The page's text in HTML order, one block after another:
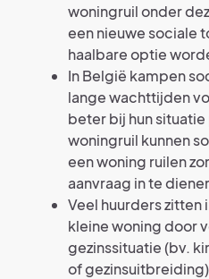
woningruil onder
een nieuwe sociale
haalbare optie
In België kampen
lange wachttijden
beter bij hun
woningruil kunnen
een woning ruilen
aanvraag in te
Veel huurders zitten
kleine woning door
gezinssituatie (bv.
of